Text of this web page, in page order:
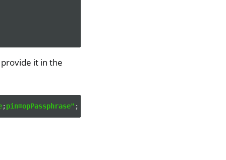
it in the
;pin=opPassphrase" ;